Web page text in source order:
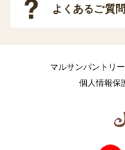
よくあるご質問
マルサンパントリ
個人情報保